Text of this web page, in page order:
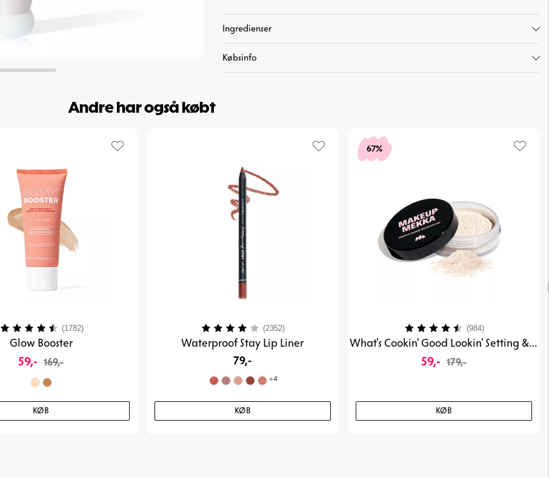
Vi har opdaget en produktionsfejl på nogle af produkterne, hvor farvenavnene er
fejlmærkede. Der kan derfor stå et forkert navn på komponenten – for eksempel kan
kundeservice. Vi beklager forvirringen!
• Cool Bronze: En mørkere kold farve.
• Coffee Bean: En mørkere varm farve.
Prøv også Creamy Wand Blush
Art. nr:16-13
Ingredienser
Købsinfo
Andre har også købt
Glow Booster
59,- 169,-
KØB
Vurdering: (1782)4.2 ud af 5 stjerner
Waterproof Stay Lip Liner
79,-
+4
KØB
Vurdering: (2352)
67%
What's Cookin' Good Lookin' Setting & Baking Powder
59,- 179,-
KØB
Vurdering: (984)4.4 ud af 5